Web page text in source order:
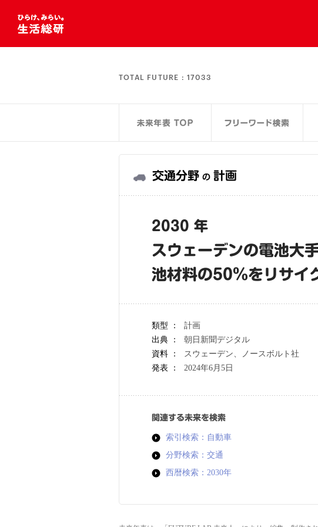
TOTAL FUTURE : 17033
交通分野 の 計画
2030 年
スウェーデンの電池大
池材料の50％をリサイ
類型 ：
計画
出典 ：
朝日新聞デジタル
資料 ：
スウェーデン、ノースボルト社
発表 ：
2024年6月5日
関連する未来を検索
索引検索：自動車
分野検索：交通
西暦検索：2030年